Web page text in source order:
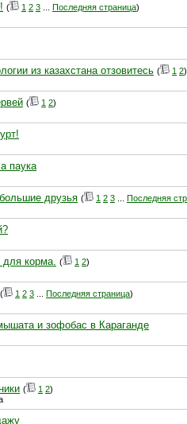
( 1 2 3 Последняя страница)
из казахстана отзовитесь ( 1 2)
( 1 2)
паука
друзья ( 1 2 3
Последняя
для корма. ( 1 2)
( 1 2 3 Последняя страница)
и зофобас в Караганде
( 1 2)